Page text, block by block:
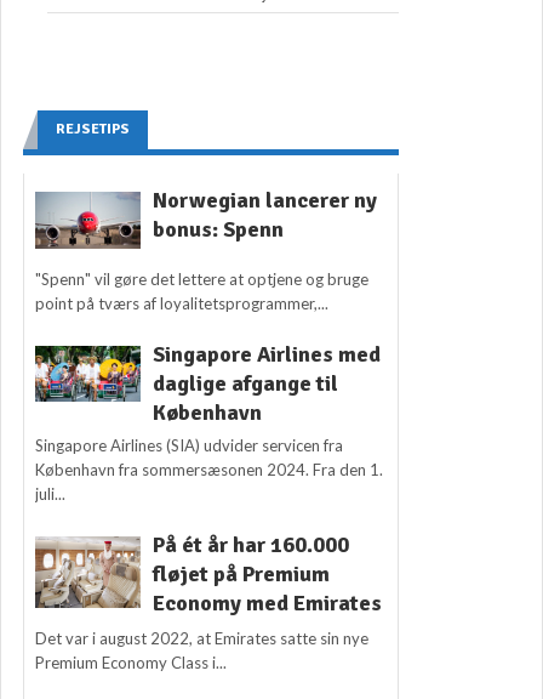
REJSETIPS
Norwegian lancerer ny
bonus: Spenn
"Spenn" vil gøre det lettere at optjene og bruge
point på tværs af loyalitetsprogrammer,...
Singapore Airlines med
daglige afgange til
København
Singapore Airlines (SIA) udvider servicen fra
København fra sommersæsonen 2024. Fra den 1.
juli...
På ét år har 160.000
fløjet på Premium
Economy med Emirates
Det var i august 2022, at Emirates satte sin nye
Premium Economy Class i...